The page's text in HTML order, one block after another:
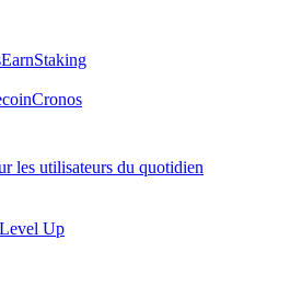
EarnStaking
Cronos
les utilisateurs du quotidien
Level Up